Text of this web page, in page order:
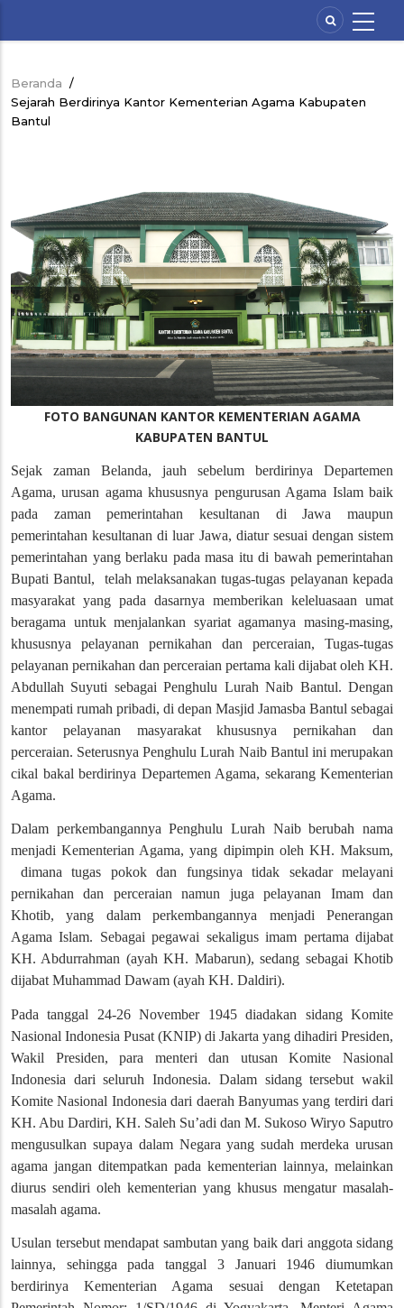
Breadcrumb
Beranda /
Sejarah Berdirinya Kantor Kementerian Agama Kabupaten
Bantul
FOTO BANGUNAN KANTOR KEMENTERIAN AGAMA
KABUPATEN BANTUL
Sejak zaman Belanda, jauh sebelum berdirinya Departemen
Agama, urusan agama khususnya pengurusan Agama Islam baik
pada zaman pemerintahan kesultanan di Jawa maupun
pemerintahan kesultanan di luar Jawa, diatur sesuai dengan sistem
pemerintahan yang berlaku pada masa itu di bawah pemerintahan
Bupati Bantul, telah melaksanakan tugas-tugas pelayanan kepada
masyarakat yang pada dasarnya memberikan keleluasaan umat
beragama untuk menjalankan syariat agamanya masing-masing,
khususnya pelayanan pernikahan dan perceraian, Tugas-tugas
pelayanan pernikahan dan perceraian pertama kali dijabat oleh KH.
Abdullah Suyuti sebagai Penghulu Lurah Naib Bantul. Dengan
menempati rumah pribadi, di depan Masjid Jamasba Bantul sebagai
kantor pelayanan masyarakat khususnya pernikahan dan
perceraian. Seterusnya Penghulu Lurah Naib Bantul ini merupakan
cikal bakal berdirinya Departemen Agama, sekarang Kementerian
Agama.
Dalam perkembangannya Penghulu Lurah Naib berubah nama
menjadi Kementerian Agama, yang dipimpin oleh KH. Maksum,
dimana tugas pokok dan fungsinya tidak sekadar melayani
pernikahan dan perceraian namun juga pelayanan Imam dan
Khotib, yang dalam perkembangannya menjadi Penerangan
Agama Islam. Sebagai pegawai sekaligus imam pertama dijabat
KH. Abdurrahman (ayah KH. Mabarun), sedang sebagai Khotib
dijabat Muhammad Dawam (ayah KH. Daldiri).
Pada tanggal 24-26 November 1945 diadakan sidang Komite
Nasional Indonesia Pusat (KNIP) di Jakarta yang dihadiri Presiden,
Wakil Presiden, para menteri dan utusan Komite Nasional
Indonesia dari seluruh Indonesia. Dalam sidang tersebut wakil
Komite Nasional Indonesia dari daerah Banyumas yang terdiri dari
KH. Abu Dardiri, KH. Saleh Su’adi dan M. Sukoso Wiryo Saputro
mengusulkan supaya dalam Negara yang sudah merdeka urusan
agama jangan ditempatkan pada kementerian lainnya, melainkan
diurus sendiri oleh kementerian yang khusus mengatur masalah-
masalah agama.
Usulan tersebut mendapat sambutan yang baik dari anggota sidang
lainnya, sehingga pada tanggal 3 Januari 1946 diumumkan
berdirinya Kementerian Agama sesuai dengan Ketetapan